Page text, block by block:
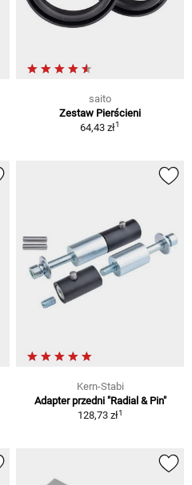
saito
Zestaw Pierścieni
64,43 zł1
Kern-Stabi
Adapter przedni "Radial & Pin"
128,73 zł1